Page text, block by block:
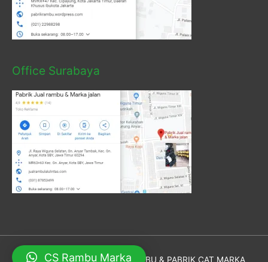
Office Surabaya
Hak Cipta © 2026PABRIK RAMBU & PABRIK CAT MARKA
CS Rambu Marka